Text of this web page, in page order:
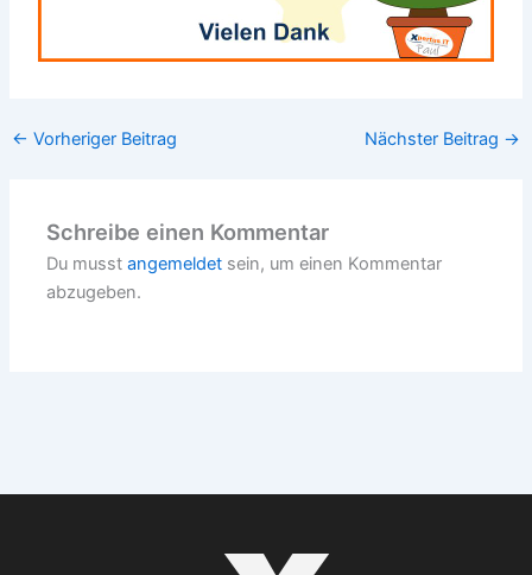
← Vorheriger Beitrag Nächster Beitrag →
Schreibe einen Kommentar
Du musstangemeldet sein, um einen Kommentar
abzugeben.